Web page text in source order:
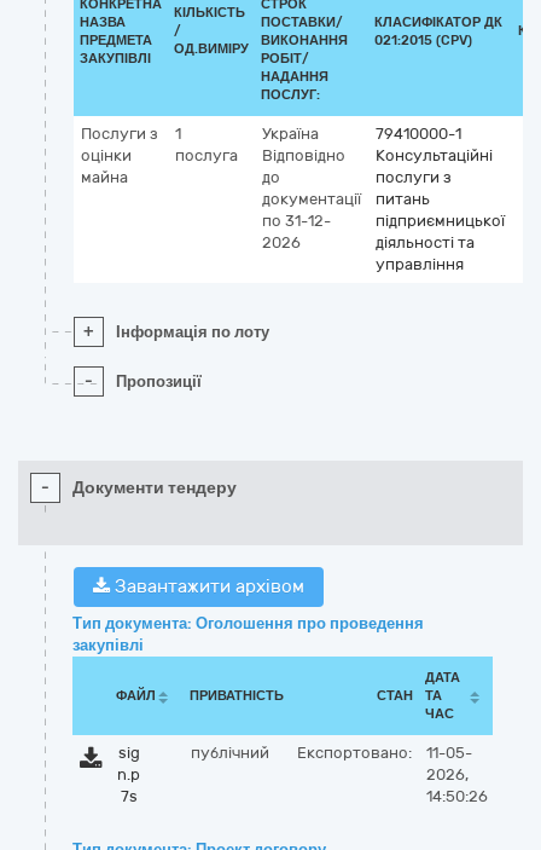
КОНКРЕТНА
НАЗВА
ПРЕДМЕТА
ЗАКУПІВЛІ
КІЛЬКІСТЬ
/
ОД.ВИМІРУ
СТРОК
ПОСТАВКИ/
ВИКОНАННЯ
РОБІТ/
НАДАННЯ
ПОСЛУГ:
КЛАСИФІКАТОР ДК
021:2015 (CPV)
Послуги з
оцінки
майна
1
послуга
Україна
Відповідно
до
документації
по 31-12-
2026
79410000-1
Консультаційні
послуги з
питань
підприємницької
діяльності та
управління
+ Інформація по лоту
- Пропозиції
- Документи тендеру
Завантажити архівом
Тип документа: Оголошення про проведення
закупівлі
ФАЙЛ ПРИВАТНІСТЬ СТАН
ДАТА
ТА
ЧАС
sig
n.p
7s
публічний Експортовано:
11-05-
2026,
14:50:26